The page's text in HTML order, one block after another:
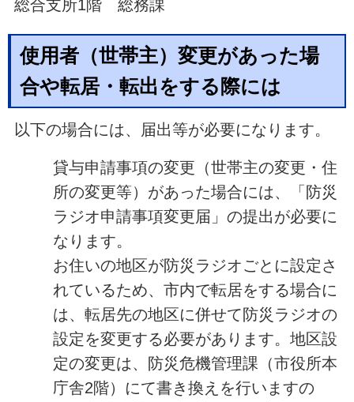
総合支所1階 総務課
使用者（世帯主）変更があった場
合や転居・転出をする際には
以下の場合には、届出等が必要になります。
貸与申請事項の変更（世帯主の変更・住
所の変更等）があった場合には、「防災
ラジオ申請事項変更届」の提出が必要に
なります。
お住いの地区が防災ラジオごとに設定さ
れているため、市内で転居をする場合に
は、転居先の地区に併せて防災ラジオの
設定を変更する必要があります。地区設
定の変更は、防災危機管理課（市役所本
庁舎2階）にて書き換えを行いますの